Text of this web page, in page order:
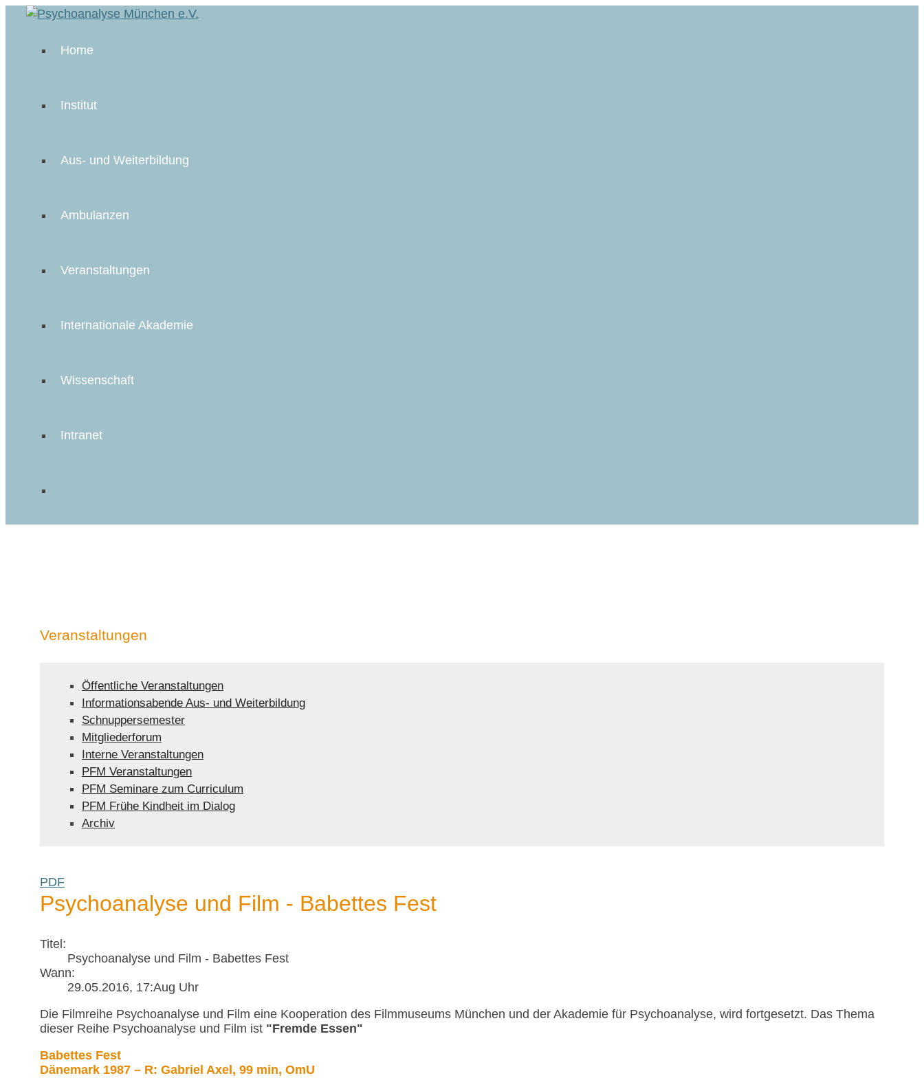
Home
Institut
Aus- und Weiterbildung
Ambulanzen
Veranstaltungen
Internationale Akademie
Wissenschaft
Intranet
Veranstaltungen
Öffentliche Veranstaltungen
Informationsabende Aus- und Weiterbildung
Schnuppersemester
Mitgliederforum
Interne Veranstaltungen
PFM Veranstaltungen
PFM Seminare zum Curriculum
PFM Frühe Kindheit im Dialog
Archiv
PDF
Psychoanalyse und Film - Babettes Fest
Titel:
Psychoanalyse und Film - Babettes Fest
Wann:
29.05.2016, 17:Aug Uhr
Die Filmreihe Psychoanalyse und Film eine Kooperation des Filmmuseums München und der Akademie für Psychoanalyse, wird fortgesetzt. Das Thema
dieser Reihe Psychoanalyse und Film ist "Fremde Essen"
Babettes Fest
Dänemark 1987 – R: Gabriel Axel, 99 min, OmU